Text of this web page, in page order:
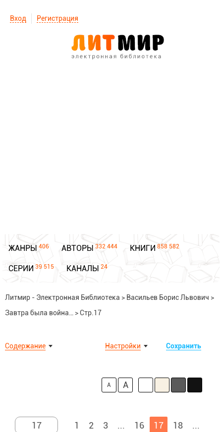
Вход Регистрация
ЖАНРЫ 406 АВТОРЫ 332 444 КНИГИ 858 582
СЕРИИ 39 515 КАНАЛЫ 24
Литмир - Электронная Библиотека > Васильев Борис Львович >
Завтра была война…
>Стр.17
Содержание Сохранить
Настройки
A A
1 2 3 ... 16 17 18
...